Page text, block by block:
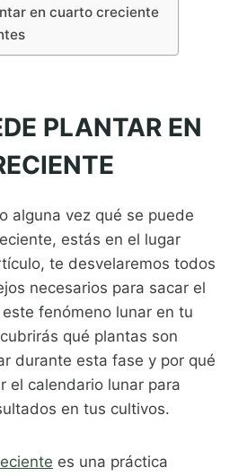
en cuarto creciente
PLANTAR EN
alguna vez qué se puede
estás en el lugar
te desvelaremos todos
necesarios para sacar el
fenómeno lunar en tu
qué plantas son
durante esta fase y por qué
el calendario lunar para
en tus cultivos.
es una práctica